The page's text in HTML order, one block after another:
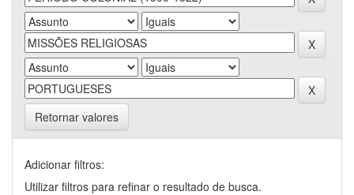
Retornar valores
Adicionar filtros:
Utilizar filtros para refinar o resultado de busca.